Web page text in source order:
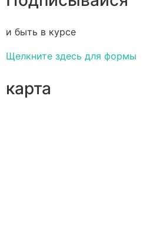
и быть в курсе
Щелкните здесь для формы
карта